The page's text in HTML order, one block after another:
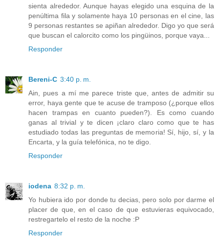
sienta alrededor. Aunque hayas elegido una esquina de la
penúltima fila y solamente haya 10 personas en el cine, las
9 personas restantes se apiñan alrededor. Digo yo que será
que buscan el calorcito como los pingüinos, porque vaya...
Responder
Bereni-C 3:40 p. m.
Ain, pues a mí me parece triste que, antes de admitir su
error, haya gente que te acuse de tramposo (¿porque ellos
hacen trampas en cuanto pueden?). Es como cuando
ganas al trivial y te dicen ¡claro claro como que te has
estudiado todas las preguntas de memoria! Sí, hijo, sí, y la
Encarta, y la guía telefónica, no te digo.
Responder
iodena 8:32 p. m.
Yo hubiera ido por donde tu decias, pero solo por darme el
placer de que, en el caso de que estuvieras equivocado,
restregartelo el resto de la noche :P
Responder